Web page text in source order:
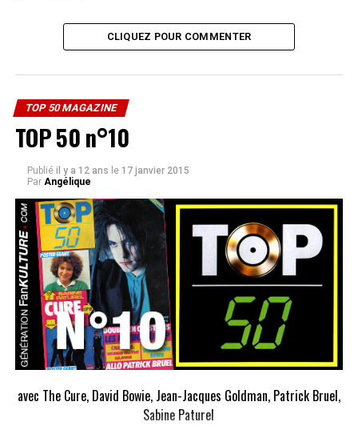
CLIQUEZ POUR COMMENTER
TOP 50 MAGAZINE
TOP 50 n°10
Publié il y a 12 ans le 17 janvier 2015
Par Angélique
avec The Cure, David Bowie, Jean-Jacques Goldman, Patrick Bruel,
Sabine Paturel